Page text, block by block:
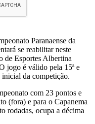
Paranaense da
se reabilitar neste
de Esportes Albertina
jogo é válido pela 15ª e
da competição.
com 23 pontos e
(fora) e para o Capanema
rodadas, ocupa a décima